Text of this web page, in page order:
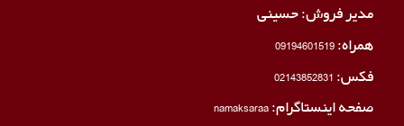
مدیر فروش: حسینی
همراه:09194601519
فکس:02143852831
صفحه اینستاگرام:namaksaraa